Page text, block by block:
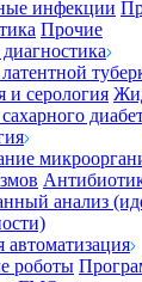
инфекции
Прочие
серология
анализ
автоматизация
роботы